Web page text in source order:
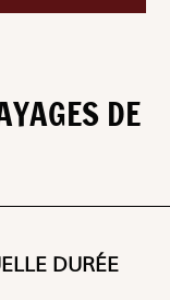
DE
DURÉE